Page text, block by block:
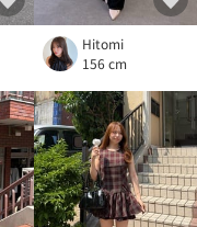
Hitomi
156 cm